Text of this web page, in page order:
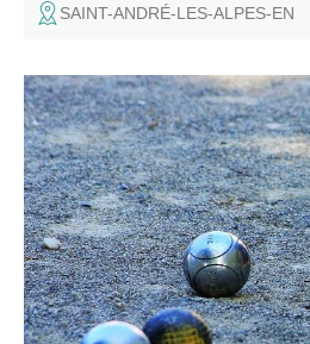
SAINT-ANDRÉ-LES-ALPES-EN
Les amis de Demandolx vous
loto, messe , apéritif, groupe
boules et aïoli.